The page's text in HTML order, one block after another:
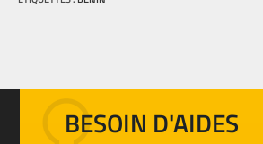
BESOIN D'AIDES